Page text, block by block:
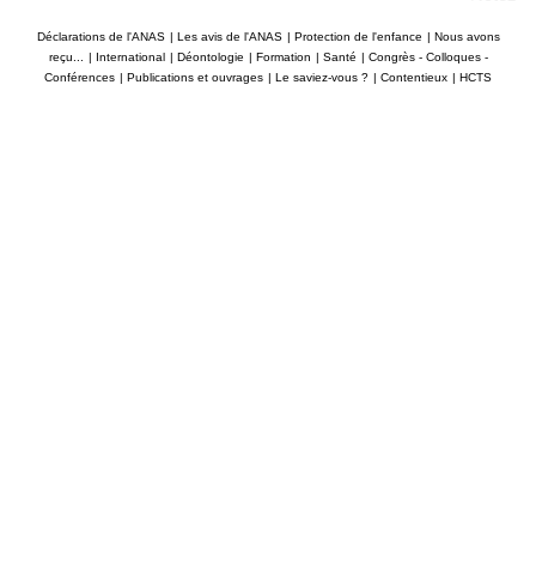
Déclarations de l'ANAS | Les avis de l'ANAS | Protection de l'enfance | Nous avons
reçu...
| International | Déontologie | Formation | Santé | Congrès - Colloques -
Conférences | Publications et ouvrages | Le saviez-vous ? | Contentieux | HCTS